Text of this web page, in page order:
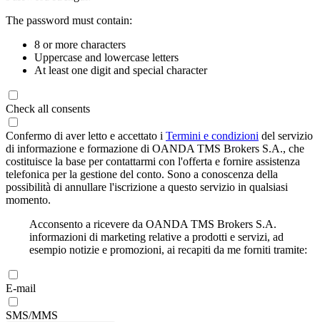
The password must contain:
8 or more characters
Uppercase and lowercase letters
At least one digit and special character
Check all consents
Confermo di aver letto e accettato i Termini e condizioni del servizio
di informazione e formazione di OANDA TMS Brokers S.A., che
costituisce la base per contattarmi con l'offerta e fornire assistenza
telefonica per la gestione del conto. Sono a conoscenza della
possibilità di annullare l'iscrizione a questo servizio in qualsiasi
momento.
Acconsento a ricevere da OANDA TMS Brokers S.A.
informazioni di marketing relative a prodotti e servizi, ad
esempio notizie e promozioni, ai recapiti da me forniti tramite:
E-mail
SMS/MMS